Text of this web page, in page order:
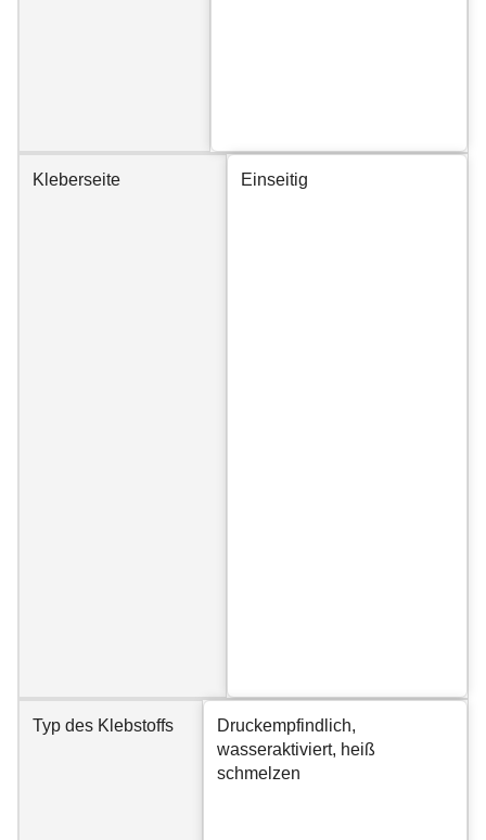
Kleberseite Einseitig
Typ des Klebstoffs
Druckempfindlich,
wasseraktiviert, heiß
schmelzen